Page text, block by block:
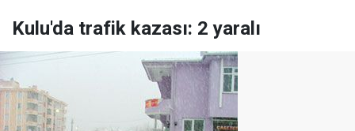
Kulu'da trafik kazası: 2 yaralı